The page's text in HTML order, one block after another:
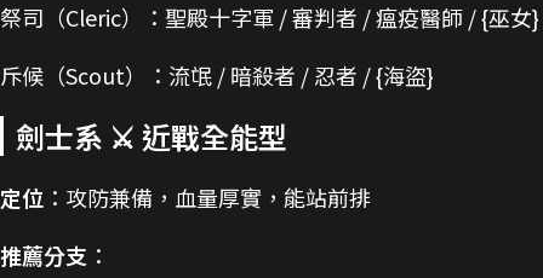
祭司（Cleric）：聖殿十字軍 / 審判者 / 瘟疫醫師 / {巫女}
斥候（Scout）：流氓 / 暗殺者 / 忍者 / {海盜}
劍士系 ⚔️ 近戰全能型
定位 ：攻防兼備，血量厚實，能站前排
推薦分支 ：